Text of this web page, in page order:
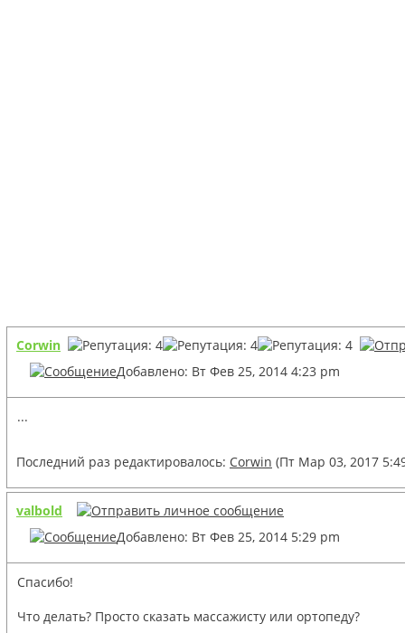
Corwin
Добавлено: Вт Фев 25, 2014 4:23 pm
...
Последний раз редактировалось: Corwin (Пт Мар 03, 2017
valbold
Добавлено: Вт Фев 25, 2014 5:29 pm
Спасибо!
Что делать? Просто сказать массажисту или ортопеду?